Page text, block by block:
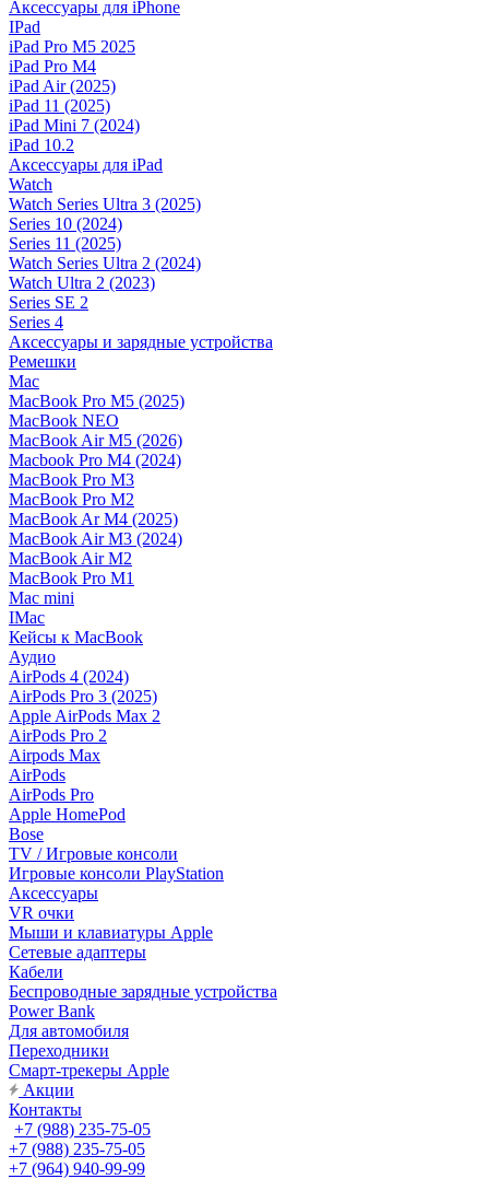
Аксессуары для iPhone
IPad
iPad Pro M5 2025
iPad Pro M4
iPad Air (2025)
iPad 11 (2025)
iPad Mini 7 (2024)
iPad 10.2
Аксессуары для iPad
Watch
Watch Series Ultra 3 (2025)
Series 10 (2024)
Series 11 (2025)
Watch Series Ultra 2 (2024)
Watch Ultra 2 (2023)
Series SE 2
Series 4
Аксессуары и зарядные устройства
Ремешки
Mac
MacBook Pro M5 (2025)
MacBook NEO
MacBook Air M5 (2026)
Macbook Pro M4 (2024)
MacBook Pro M3
MacBook Pro M2
MacBook Ar M4 (2025)
MacBook Air M3 (2024)
MacBook Air M2
MacBook Pro M1
Mac mini
IMac
Кейсы к MacBook
Аудио
AirPods 4 (2024)
AirPods Pro 3 (2025)
Apple AirPods Max 2
AirPods Pro 2
Airpods Max
AirPods
AirPods Pro
Apple HomePod
Bose
TV / Игровые консоли
Игровые консоли PlayStation
Аксессуары
VR очки
Мыши и клавиатуры Apple
Сетевые адаптеры
Кабели
Беспроводные зарядные устройства
Power Bank
Для автомобиля
Переходники
Смарт-трекеры Apple
Акции
Контакты
+7 (988) 235-75-05
+7 (988) 235-75-05
+7 (964) 940-99-99